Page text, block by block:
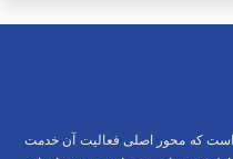
که محور اصلی فعالیت آن خدمت